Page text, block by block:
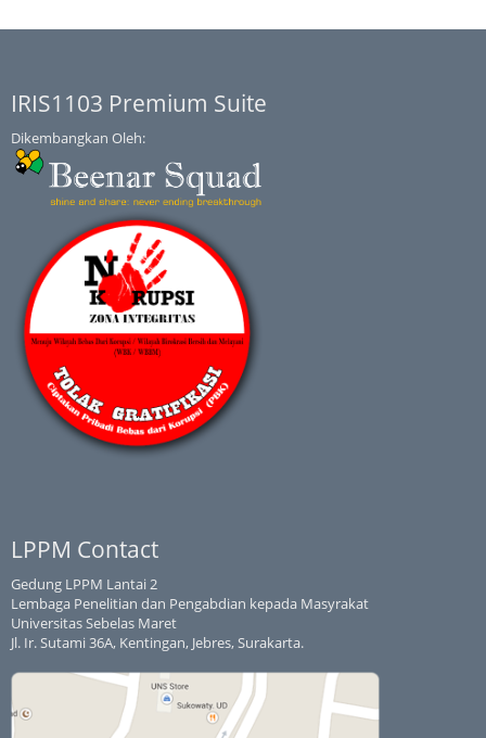
IRIS1103 Premium Suite
Dikembangkan Oleh:
LPPM Contact
Gedung LPPM Lantai 2
Lembaga Penelitian dan Pengabdian kepada Masyrakat
Universitas Sebelas Maret
Jl. Ir. Sutami 36A, Kentingan, Jebres, Surakarta.